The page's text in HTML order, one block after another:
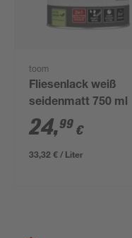
toom
Fliesenlack weiß
seidenmatt 750 ml
24,99 €
33,32 € / Liter